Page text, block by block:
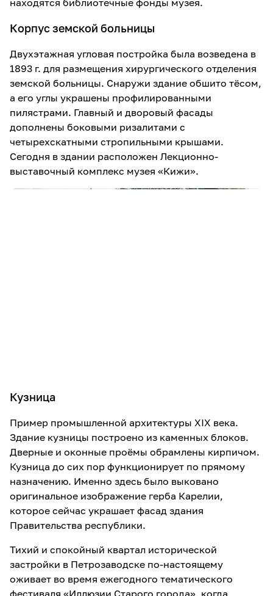
находятся библиотечные фонды музея.
Корпус земской больницы
Двухэтажная угловая постройка была возведена в
1893 г. для размещения хирургического отделения
земской больницы. Снаружи здание обшито тёсом,
а его углы украшены профилированными
пилястрами. Главный и дворовый фасады
дополнены боковыми ризалитами с
четырехскатными стропильными крышами.
Сегодня в здании расположен Лекционно-
выставочный комплекс музея «Кижи».
Кузница
Пример промышленной архитектуры XIX века.
Здание кузницы построено из каменных блоков.
Дверные и оконные проёмы обрамлены кирпичом.
Кузница до сих пор функционирует по прямому
назначению. Именно здесь было выковано
оригинальное изображение герба Карелии,
которое сейчас украшает фасад здания
Правительства республики.
Тихий и спокойный квартал исторической
застройки в Петрозаводске по-настоящему
оживает во время ежегодного тематического
фестиваля «Иллюзии Старого города», когда